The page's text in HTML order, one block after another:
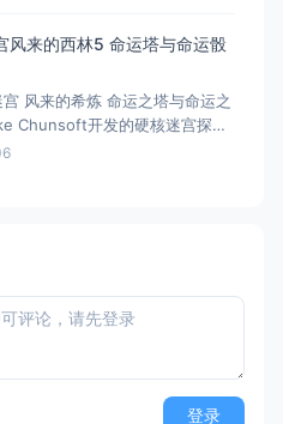
的玩法融合与出色像素美术，获
特别好评，是体验双面人生的佳
风来的西林5 命运塔与命运骰
宫 风来的希炼 命运之塔与命运之
Chunsoft开发的硬核迷宫探险
。每次冒险地图、道具、怪
登录